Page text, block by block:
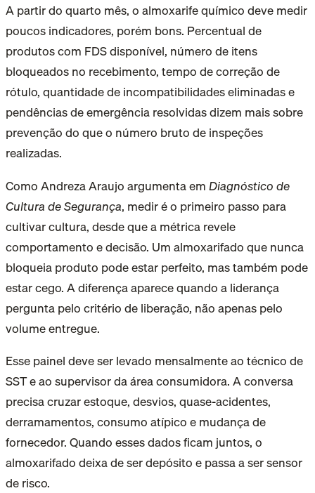
A partir do quarto mês, o almoxarife químico deve medir
poucos indicadores, porém bons. Percentual de
produtos com FDS disponível, número de itens
bloqueados no recebimento, tempo de correção de
rótulo, quantidade de incompatibilidades eliminadas e
pendências de emergência resolvidas dizem mais sobre
prevenção do que o número bruto de inspeções
realizadas.
Como Andreza Araujo argumenta emDiagnóstico de
Cultura de Segurança, medir é o primeiro passo para
cultivar cultura, desde que a métrica revele
comportamento e decisão. Um almoxarifado que nunca
bloqueia produto pode estar perfeito, mas também pode
estar cego. A diferença aparece quando a liderança
pergunta pelo critério de liberação, não apenas pelo
volume entregue.
Esse painel deve ser levado mensalmente ao técnico de
SST e ao supervisor da área consumidora. A conversa
precisa cruzar estoque, desvios, quase-acidentes,
derramamentos, consumo atípico e mudança de
fornecedor. Quando esses dados ficam juntos, o
almoxarifado deixa de ser depósito e passa a ser sensor
de risco.